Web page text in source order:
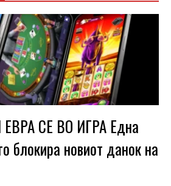
СЕ ВО ИГРА Една
блокира новиот данок на